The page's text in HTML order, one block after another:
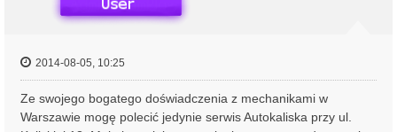
2014-08-05, 10:25
Ze swojego bogatego doświadczenia z mechanikami w
Warszawie mogę polecić jedynie serwis Autokaliska przy ul.